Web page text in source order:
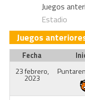
Juegos
Estadio
Juegos
Fecha
23 febrero,
2023